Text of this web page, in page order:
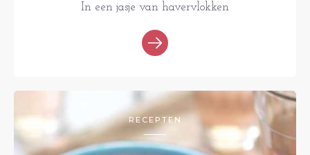
In een jasje van havervlokken
RECEPTEN